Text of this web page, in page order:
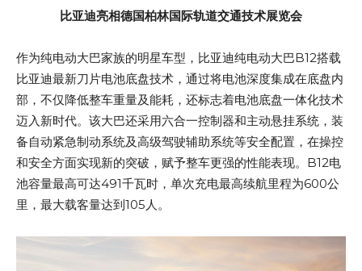
比亚迪亮相德国柏林国际轨道交通技术展览会
作为纯电动大巴家族的明星车型，比亚迪纯电动大巴B12搭载
比亚迪最新刀片电池底盘技术，通过将电池深度集成在底盘内
部，不仅降低整车重量及能耗，还标志着电池底盘一体化技术
迈入新时代。该大巴还采用六合一控制器和主动悬挂系统，装
备自动紧急制动系统及高级驾驶辅助系统等安全配置，在操控
和安全方面实现新的突破，赋予整车更强的性能表现。B12电
池容量最高可达491千瓦时，单次充电最高续航里程为600公
里，最大载客量达到105人。